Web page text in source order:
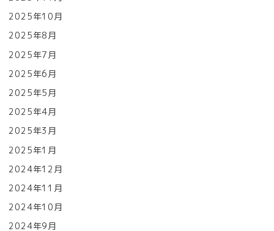
2025年10月
2025年8月
2025年7月
2025年6月
2025年5月
2025年4月
2025年3月
2025年1月
2024年12月
2024年11月
2024年10月
2024年9月